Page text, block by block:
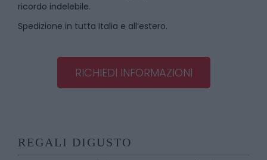
ricordo indelebile.
Spedizione in tutta Italia e all’estero.
RICHIEDI INFORMAZIONI
REGALI DIGUSTO